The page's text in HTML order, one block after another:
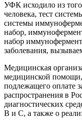
УФК исходило из
человека, тест
системы
набор,
набор
заболевания,
Медицинская
медицинской помощи,
подлежащего оплате
распространения в
диагностических
В и С, а также о